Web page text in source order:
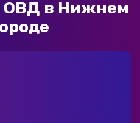
ОВД в Нижнем